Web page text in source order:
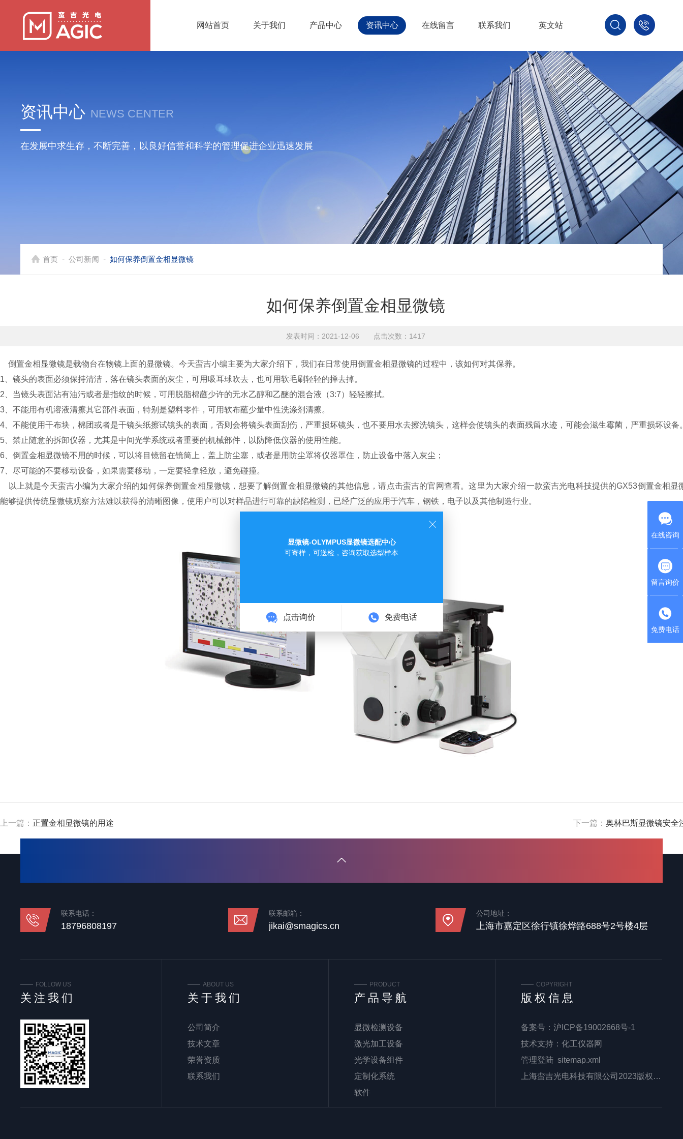
网站首页 关于我们 产品中心 资讯中心 在线留言 联系我们 英文站
资讯中心 NEWS CENTER
在发展中求生存，不断完善，以良好信誉和科学的管理促进企业迅速发展
首页 - 公司新闻 - 如何保养倒置金相显微镜
如何保养倒置金相显微镜
发表时间：2021-12-06 点击次数：1417
倒置金相显微镜是载物台在物镜上面的显微镜。今天蛮吉小编主要为大家介绍下，我们在日常使用倒置金相显微镜的过程中，该如何对其保养。
1、镜头的表面必须保持清洁，落在镜头表面的灰尘，可用吸耳球吹去，也可用软毛刷轻轻的掸去掉。
2、当镜头表面沾有油污或者是指纹的时候，可用脱脂棉蘸少许的无水乙醇和乙醚的混合液（3:7）轻轻擦拭。
3、不能用有机溶液清擦其它部件表面，特别是塑料零件，可用软布蘸少量中性洗涤剂清擦。
4、不能使用干布块，棉团或者是干镜头纸擦试镜头的表面，否则会将镜头表面刮伤，严重损坏镜头，也不要用水去擦洗镜头，这样会使镜头的表面残留水迹，可能会滋生霉菌，严重损坏设备
5、禁止随意的拆卸仪器，尤其是中间光学系统或者重要的机械部件，以防降低仪器的使用性能。
6、倒置金相显微镜不用的时候，可以将目镜留在镜筒上，盖上防尘塞，或者是用防尘罩将仪器罩住，防止设备中落入灰尘；
7、尽可能的不要移动设备，如果需要移动，一定要轻拿轻放，避免碰撞。
以上就是今天蛮吉小编为大家介绍的如何保养倒置金相显微镜，想要了解倒置金相显微镜的其他信息，请点击蛮吉的官网查看。这里为大家介绍一款蛮吉光电科技提供的GX53倒置金相显
能够提供传统显微镜观察方法难以获得的清晰图像，使用户可以对样品进行可靠的缺陷检测，已经广泛的应用于汽车，钢铁，电子以及其他制造行业。
上一篇： 正置金相显微镜的用途 下一篇： 奥林巴斯显微镜安全
联系电话：
18796808197
联系邮箱：
jikai@smagics.cn
公司地址：
上海市嘉定区徐行镇徐烨路688号2号楼4层
FOLLOW US
关注我们
ABOUT US
关于我们
公司简介
技术文章
荣誉资质
联系我们
PRODUCT
产品导航
显微检测设备
激光加工设备
光学设备组件
定制化系统
软件
COPYRIGHT
版权信息
备案号： 沪ICP备19002668号-1
技术支持： 化工仪器网
管理登陆 sitemap.xml
上海蛮吉光电科技有限公司2023版权所有
在线咨询
留言询价
免费电话
显微镜-OLYMPUS显微镜选配中心
可寄样，可送检，咨询获取选型样本
点击询价 免费电话